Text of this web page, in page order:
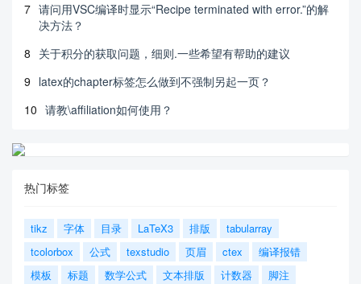
7 请问用VSC编译时显示“Recipe terminated with error.”的解
决方法？
8 关于积分的获取问题，细则.一些希望有帮助的建议
9 latex的chapter标签怎么做到不强制另起一页？
10 请教\affiliation如何使用？
热门标签
tikz 字体 目录 LaTeX3 排版
tabularray
tcolorbox
公式 texstudio 页眉 ctex
编译报错
模板
标题 数学公式 文本排版 计数器
脚注